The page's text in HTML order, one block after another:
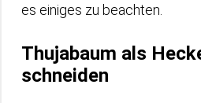
es einiges zu beachten.
Thujabaum als
schneiden